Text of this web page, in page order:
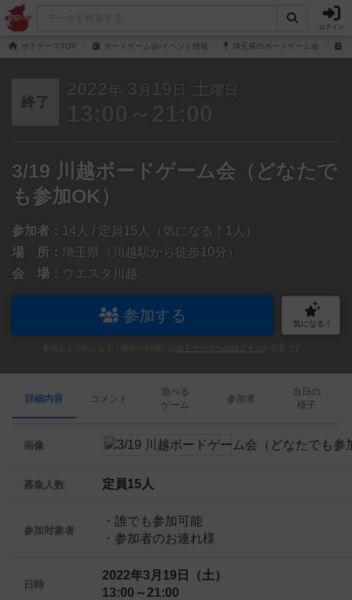
ログイン
ボドゲーマTOP ボードゲーム会/イベント情報 埼玉県のボードゲーム会
終了
2022 年 3 月 19 日 土 曜日
13:00～21:00
3/19 川越ボードゲーム会（どなたで
も参加OK）
参加者： 14人 / 定員15人（気になる！1人）
場 所： 埼玉県（川越駅から徒歩10分）
会 場： ウエスタ川越
参加する 気になる！
ボドゲーマへのログイン
詳細内容 コメント
遊べる
ゲーム
参加者
当日の
様子
画像
募集人数 定員15人
参加対象者
・誰でも参加可能
・参加者のお連れ様
日時
2022年3月19日（土）
13:00～21:00